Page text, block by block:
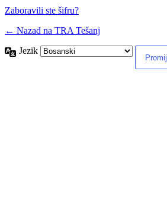
Zaboravili ste šifru?
← Nazad na TRA Tešanj
Jezik